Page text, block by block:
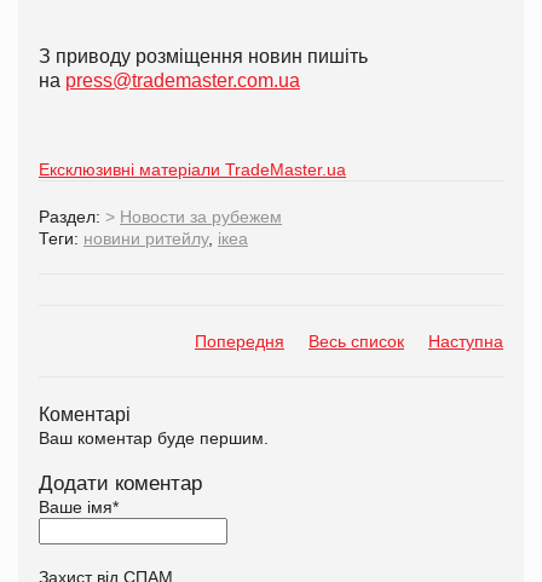
З приводу розміщення новин пишіть
на press@trademaster.com.ua
Ексклюзивні матеріали TradeMaster.ua
Раздел: > Новости за рубежем
Теги: новини ритейлу, ікеа
Попередня Весь список Наступна
Коментарі
Ваш коментар буде першим.
Додати коментар
Ваше імя*
Захист від СПАМ